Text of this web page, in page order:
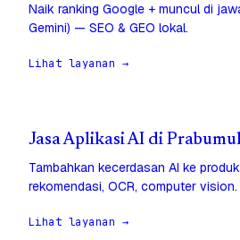
Naik ranking Google + muncul di
Gemini) — SEO & GEO lokal.
Lihat layanan →
Jasa Aplikasi AI di
Tambahkan kecerdasan AI ke
rekomendasi, OCR, computer vision.
Lihat layanan →